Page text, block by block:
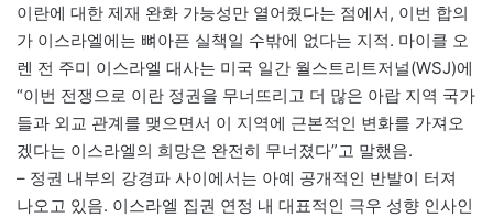
이란에 대한 제재 완화 가능성만 열어줬다는 점에서, 이번 합의
가 이스라엘에는 뼈아픈 실책일 수밖에 없다는 지적. 마이클 오
렌 전 주미 이스라엘 대사는 미국 일간 월스트리트저널(WSJ)에
“이번 전쟁으로 이란 정권을 무너뜨리고 더 많은 아랍 지역 국가
들과 외교 관계를 맺으면서 이 지역에 근본적인 변화를 가져오
겠다는 이스라엘의 희망은 완전히 무너졌다”고 말했음.
– 정권 내부의 강경파 사이에서는 아예 공개적인 반발이 터져
나오고 있음. 이스라엘 집권 연정 내 대표적인 극우 성향 인사인